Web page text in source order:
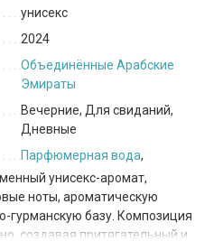
унисекс
2024
Объединённые Арабские
Эмираты
Вечерние, Для свиданий,
Дневные
Парфюмерная вода,
унисекс-аромат,
ноты, ароматическую
гурманскую базу. Композиция
создавая притягательный и